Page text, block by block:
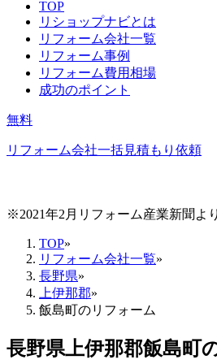
TOP
リショップナビとは
リフォーム会社一覧
リフォーム事例
リフォーム費用相場
成功のポイント
無料
リフォーム会社一括見積もり依頼
※2021年2月リフォーム産業新聞より
TOP»
リフォーム会社一覧»
長野県»
上伊那郡»
飯島町のリフォーム
長野県上伊那郡飯島町